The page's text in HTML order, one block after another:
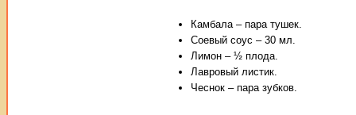
Камбала – пара тушек.
Соевый соус – 30 мл.
Лимон – ½ плода.
Лавровый листик.
Чеснок – пара зубков.